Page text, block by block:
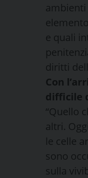
ambienti
e quali
diritti
Con
difficile
“Quello
altri.
le celle
sono
sulla